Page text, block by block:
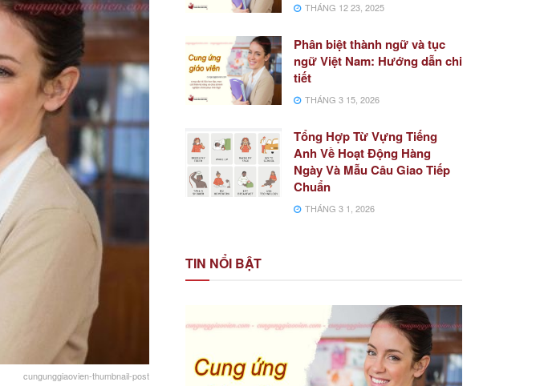
cungunggiaovien-thumbnail-post
THÁNG 12 23, 2025
Phân biệt thành ngữ và tục
ngữ Việt Nam: Hướng dẫn chi
tiết
THÁNG 3 15, 2026
Tổng Hợp Từ Vựng Tiếng
Anh Về Hoạt Động Hàng
Ngày Và Mẫu Câu Giao Tiếp
Chuẩn
THÁNG 3 1, 2026
TIN NỔI BẬT